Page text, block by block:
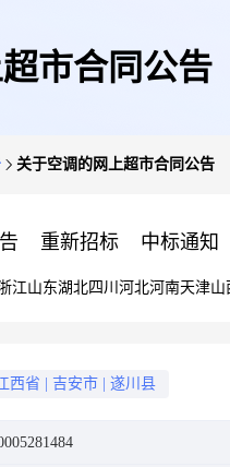
市合同公告
关于空调的网上超市合同公告
重新招标 中标通知
江山东湖北四川 河北河南天津山
西省 吉安市 遂川县